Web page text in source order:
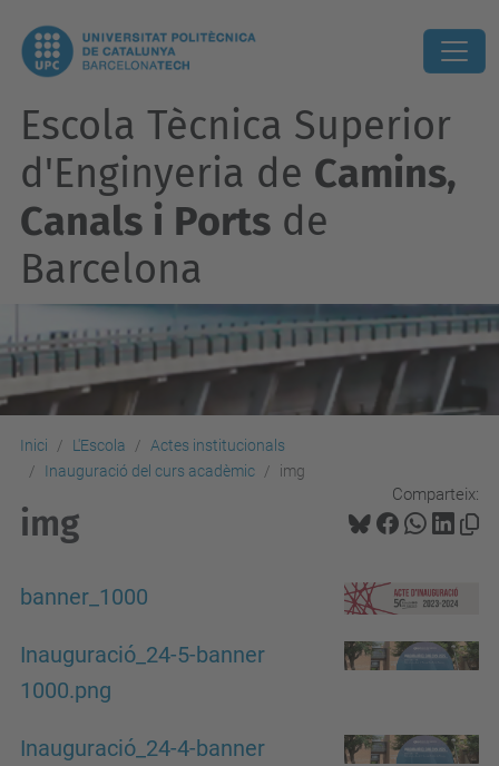
Escola Tècnica Superior
d'Enginyeria de Camins,
Canals i Ports de
Barcelona
Inici L'Escola
Actes institucionals
Inauguració del curs acadèmic
img
Comparteix:
img
banner_1000
Inauguració_24-5-banner
1000.png
Inauguració_24-4-banner